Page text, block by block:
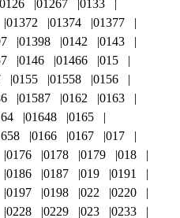
0126 01267
0133
01372 01374
01377
01398 0142
0143
0146 01466
015
0155 01558
0156
01587 0162
0163
01648
0165
0166 0167
017
0176 0178 0179
018
0186 0187 019
0191
0197 0198 022
0220
0228 0229 023 0233